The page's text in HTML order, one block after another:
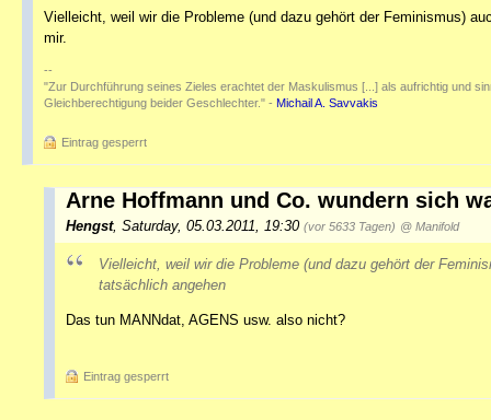
Vielleicht, weil wir die Probleme (und dazu gehört der Feminismus)
mir.
--
"Zur Durchführung seines Zieles erachtet der Maskulismus [...] als aufrichtig und
Gleichberechtigung beider Geschlechter." - Michail A. Savvakis
Eintrag gesperrt
Arne Hoffmann und Co. wundern sich
Hengst, Saturday, 05.03.2011, 19:30 (vor 5633 Tagen) @ Manifold
Vielleicht, weil wir die Probleme (und dazu gehört der
tatsächlich angehen
Das tun MANNdat, AGENS usw. also nicht?
Eintrag gesperrt